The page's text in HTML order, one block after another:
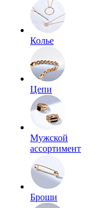
Колье
Цепи
Мужской
ассортимент
Броши